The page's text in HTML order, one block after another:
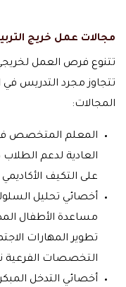
مجالات عمل خريج
تتنوع فرص العمل
تتجاوز مجرد التدريس
المجالات:
المعلم المتخصص في
العادية لدعم
على التكيف الأكاديمي
أخصائي تحليل
مساعدة الأطفال
تطوير المهارات
التخصصات الفرعية
أخصائي التدخل